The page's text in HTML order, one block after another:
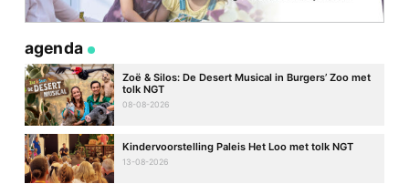
agenda
Zoë & Silos: De Desert Musical in Burgers’ Zoo met
tolk NGT
08-08-2026
Kindervoorstelling Paleis Het Loo met tolk NGT
13-08-2026